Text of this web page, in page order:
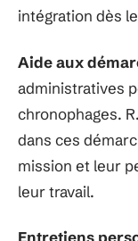
intégration dès
Aide aux
administratives
chronophages.
dans ces
mission et leur
leur travail.
Entretiens